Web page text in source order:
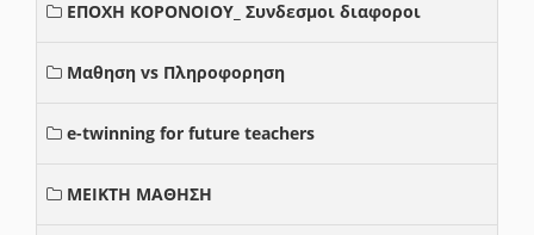
ΕΠΟΧΗ ΚΟΡΟΝΟΙΟΥ_ Συνδεσμοι διαφοροι
Μαθηση vs Πληροφορηση
e-twinning for future teachers
ΜΕΙΚΤΗ ΜΑΘΗΣΗ